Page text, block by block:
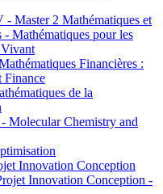
Master 2 Mathématiques et
Mathématiques pour les
Vivant
Financières :
Finance
de la
Molecular Chemistry and
Innovation Conception
Innovation Conception -